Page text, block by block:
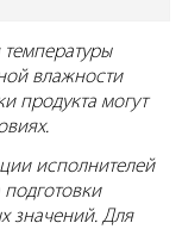
влажности
продукта могут
исполнителей
подготовки
значений. Для